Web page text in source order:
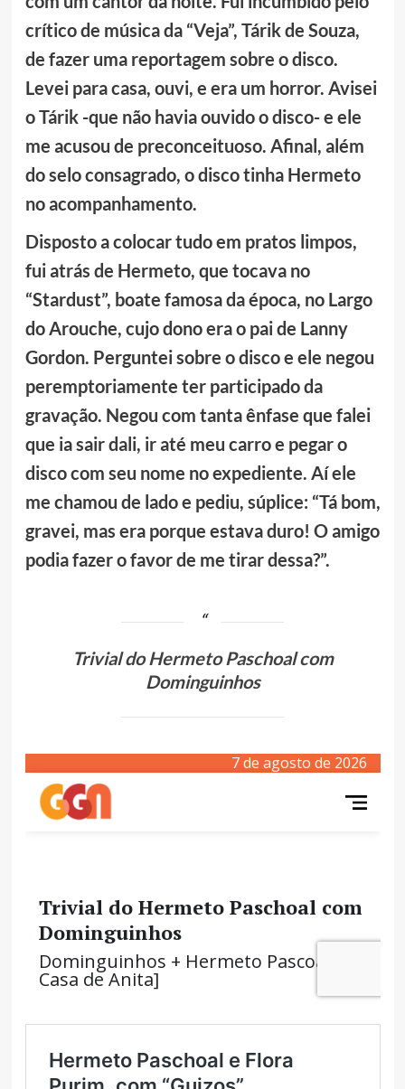
crítico de música da “Veja”, Tárik de Souza,
de fazer uma reportagem sobre o disco.
Levei para casa, ouvi, e era um horror. Avisei
o Tárik -que não havia ouvido o disco- e ele
me acusou de preconceituoso. Afinal, além
do selo consagrado, o disco tinha Hermeto
no acompanhamento.
Disposto a colocar tudo em pratos limpos,
fui atrás de Hermeto, que tocava no
“Stardust”, boate famosa da época, no Largo
do Arouche, cujo dono era o pai de Lanny
Gordon. Perguntei sobre o disco e ele negou
peremptoriamente ter participado da
gravação. Negou com tanta ênfase que falei
que ia sair dali, ir até meu carro e pegar o
disco com seu nome no expediente. Aí ele
me chamou de lado e pediu, súplice: “Tá bom,
gravei, mas era porque estava duro! O amigo
podia fazer o favor de me tirar dessa?”.
Trivial do Hermeto Paschoal com
Dominguinhos